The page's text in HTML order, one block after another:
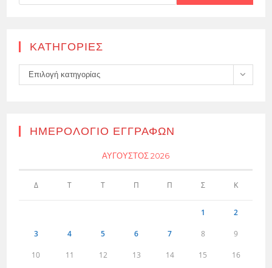
KΑΤΗΓΟΡΊΕΣ
Kατηγορίες
Επιλογή κατηγορίας
ΗΜΕΡΟΛΌΓΙΟ ΕΓΓΡΑΦΏΝ
ΑΎΓΟΥΣΤΟΣ 2026
Δ Τ Τ Π Π Σ Κ
1 2
3 4 5 6 7 8 9
10 11 12 13 14 15 16